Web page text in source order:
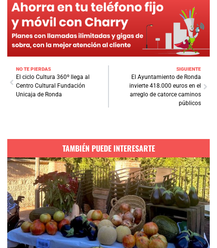
NO TE PIERDAS
El ciclo Cultura 360º llega al
Centro Cultural Fundación
Unicaja de Ronda
SIGUIENTE
El Ayuntamiento de Ronda
invierte 418.000 euros en el
arreglo de catorce caminos
públicos
TAMBIÉN PUEDE INTERESARTE